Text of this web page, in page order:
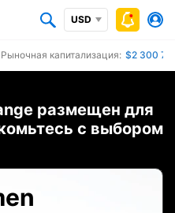
USD
Рыночная капитализация: $2 300
размещен для
с выбором